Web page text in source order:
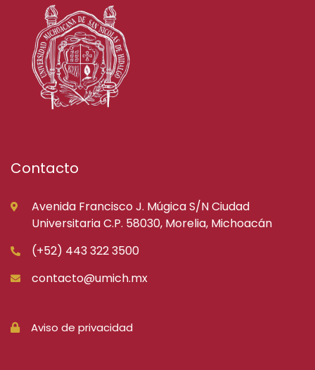
Contacto
Avenida Francisco J. Múgica S/N Ciudad
Universitaria C.P. 58030, Morelia, Michoacán
(+52) 443 322 3500
contacto@umich.mx
Aviso de privacidad